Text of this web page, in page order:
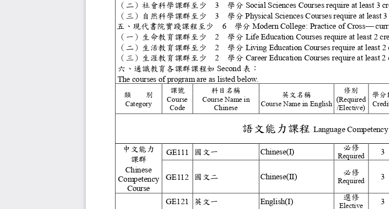
（二）社會科學課群至少
3 學分Social Sciences Courses
（三）自然科學課群至少
3 學分Physical Sciences Courses
五 、 現代書院實踐課程至少
6 學分Modern College: —
（一）生命教育課群至少
2 學分Life Education Courses
（二）生活教育課群至少
2 學分Living Education Co
urses require
（三）生涯教育課群至少
2 學分Career Education Courses
六、通識教育各課群課程如
Second表：
The courses of program are as listed below.
類
別
Category
課號
Course
Code
科目名稱
Course Name in
Chinese
英文名稱
Course Name in
English
修別
(Required
/Elective)
學
語文能力課程
Language
中文能力
課群
Chinese
Competency
Course
GE111國文一 Chinese(I) 必修
Required
3
GE112國文二 Chinese(II) 必修
Required
3
GE121英文一 English(I) 選修
Elective 3